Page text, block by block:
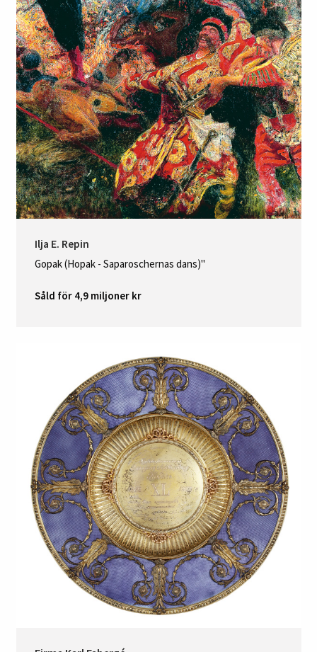
Ilja E. Repin
Gopak (Hopak - Saparoschernas dans)"
Såld för 4,9 miljoner kr